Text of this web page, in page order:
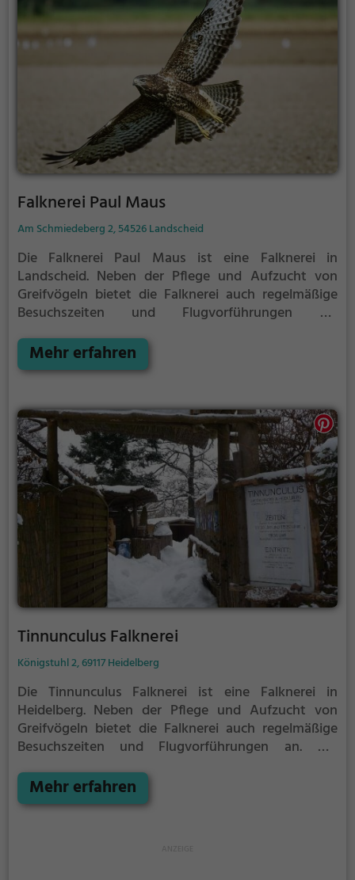
Falknerei Paul Maus
Am Schmiedeberg 2, 54526 Landscheid
Die Falknerei Paul Maus ist eine Falknerei in
Landscheid. Neben der Pflege und Aufzucht von
Greifvögeln bietet die Falknerei auch regelmäßige
Besuchszeiten und Flugvorführungen an.
Kindern oder der ganzen Familie. Beobachtet, wie die
majestätischen Vögel über eure Köpfe schweben
Falkners.
Mehr erfahren
Tinnunculus Falknerei
Königstuhl 2, 69117 Heidelberg
Die Tinnunculus Falknerei ist eine Falknerei in
Heidelberg. Neben der Pflege und Aufzucht von
Greifvögeln bietet die Falknerei auch regelmäßige
Besuchszeiten und Flugvorführungen an. Die
der Website
Mehr erfahren